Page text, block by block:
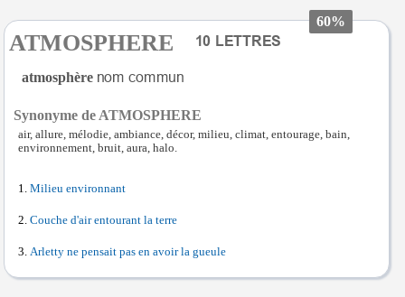
60%
ATMOSPHERE
atmosphère
Synonyme de ATMOSPHERE
air, allure, mélodie, ambiance, décor, milieu, climat, entourage, bain,
environnement, bruit, aura, halo.
Milieu environnant
Couche d'air entourant la terre
Arletty ne pensait pas en avoir la gueule